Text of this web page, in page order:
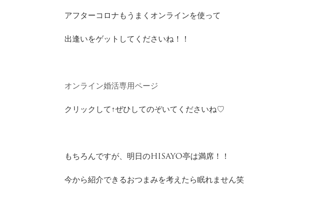
アフターコロナもうまくオンラインを使って
出逢いをゲットしてくださいね！！
オンライン婚活専用ページ
クリックして↑ぜひしてのぞいてくださいね♡
もちろんですが、明日のHISAYO亭は満席！！
今から紹介できるおつまみを考えたら眠れません笑